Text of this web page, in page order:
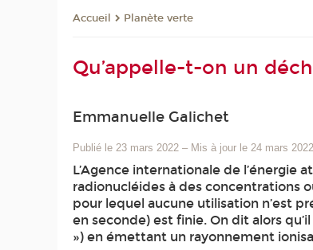
Accueil Planète verte
Qu’appelle-t-on un
Emmanuelle Galichet
Publié le 23 mars 2022 – Mis à jour le 24 mars 2022
L’Agence internationale de
radionucléides à des concentrations
pour lequel aucune utilisation n’est
en seconde) est finie. On dit alors
») en émettant un rayonnement